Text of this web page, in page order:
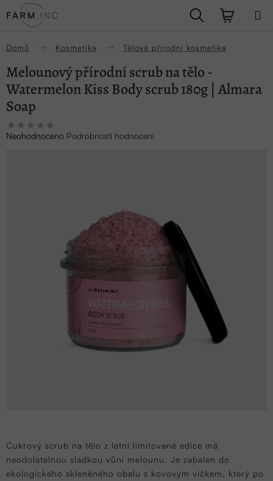
na
Hledat
Domů Kosmetika Tělová přírodní kosmetika
Cukrový scrub na tělo z letní limitované edice má
neodolatelnou sladkou vůni melounu. Je zabalen do
ekologického skleněného obalu s kovovým víčkem, který po
Melounový přírodní scrub na tělo -
Watermelon Kiss Body scrub 180g | Almara
Soap
Průměrné
hodnocení
Neohodnoceno Podrobnosti hodnocení